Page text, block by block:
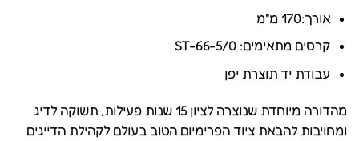
אורך:170 מ"מ
קרסים מתאימים: ST-66-5/0
עבודת יד תוצרת יפן
מהדורה מיוחדת שנוצרה לציון 15 שנות פעילות, תשוקה לדיג
ומחויבות להבאת ציוד הפרימיום הטוב בעולם לקהילת הדייגים